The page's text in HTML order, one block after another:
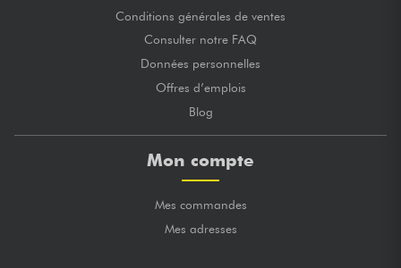
Conditions générales de ventes
Consulter notre FAQ
Données personnelles
Offres d’emplois
Blog
Mon compte
Mes commandes
Mes adresses